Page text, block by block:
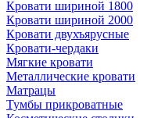
Кровати шириной 1800
Кровати шириной 2000
Кровати двухъярусные
Кровати-чердаки
Мягкие кровати
Металлические кровати
Матрацы
Тумбы прикроватные